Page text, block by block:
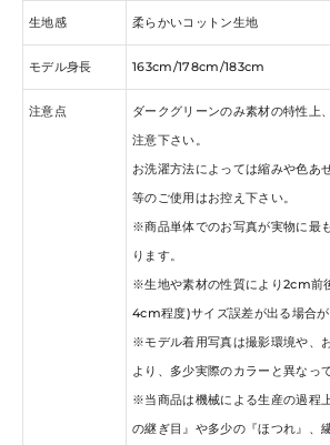
生地感 柔らかいコットン生地
モデル身長 163cm/178cm/183cm
注意点
ダークグリーンのみ素材の特性上
注意下さい。
お洗濯方法によっては縮みや色あ
等のご使用はお控え下さい。
※商品単体でのお写真が実物に最
ります。
※生地や素材の性質により2cm前
4cm程度)サイズ誤差が出る場合が
※モデル着用写真は撮影環境や、
より、多少実際のカラーと異なっ
※当商品は機械による生産の過程
の継ぎ目』や多少の『ほつれ』、